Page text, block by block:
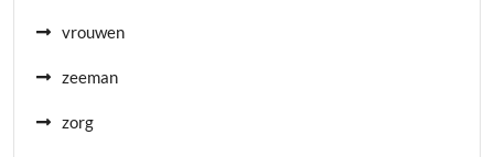
vrouwen
zeeman
zorg